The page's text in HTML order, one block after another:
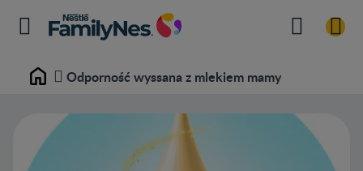
Home Odporność wyssana z mlekiem mamy